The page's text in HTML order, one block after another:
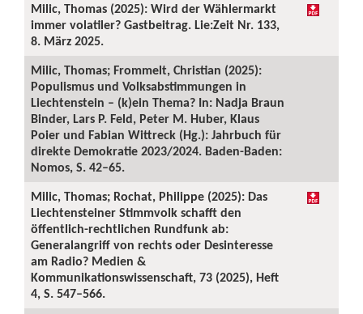
Milic, Thomas (2025): Wird der Wählermarkt
immer volatiler? Gastbeitrag. Lie:Zeit Nr. 133,
8. März 2025.
Milic, Thomas; Frommelt, Christian (2025):
Populismus und Volksabstimmungen in
Liechtenstein – (k)ein Thema? In: Nadja Braun
Binder, Lars P. Feld, Peter M. Huber, Klaus
Poier und Fabian Wittreck (Hg.): Jahrbuch für
direkte Demokratie 2023/2024. Baden-Baden:
Nomos, S. 42–65.
Milic, Thomas; Rochat, Philippe (2025): Das
Liechtensteiner Stimmvolk schafft den
öffentlich-rechtlichen Rundfunk ab:
Generalangriff von rechts oder Desinteresse
am Radio? Medien &
Kommunikationswissenschaft, 73 (2025), Heft
4, S. 547–566.